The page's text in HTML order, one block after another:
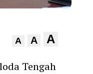
A A A
Tengah